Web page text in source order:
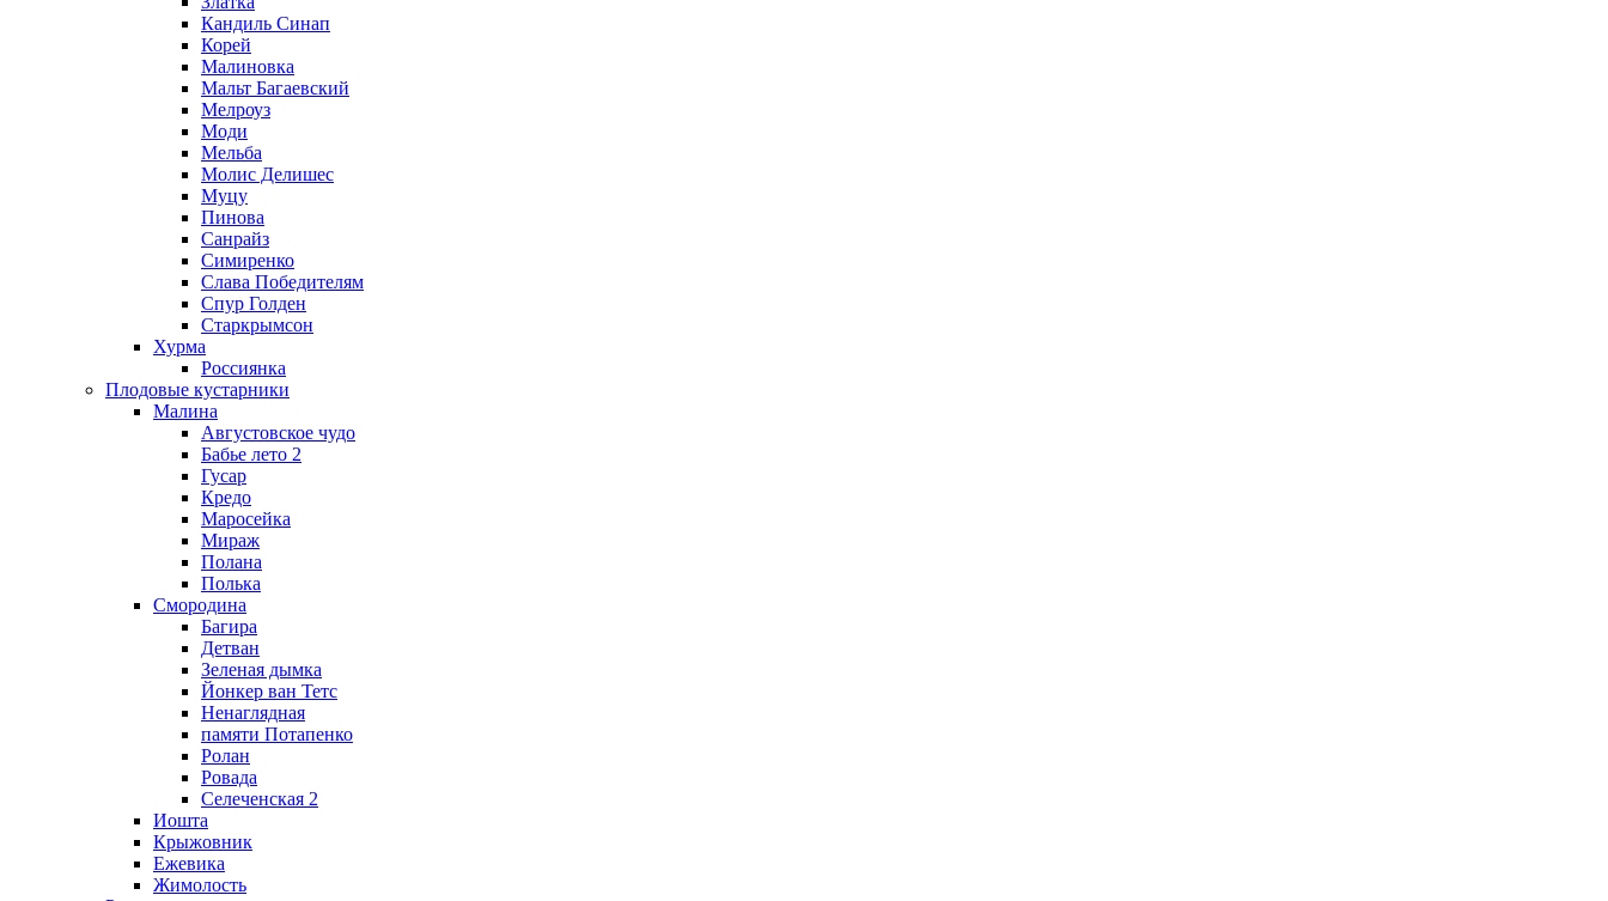
Кандиль Синап
Корей
Малиновка
Мальт Багаевский
Мелроуз
Моди
Мельба
Молис Делишес
Муцу
Пинова
Санрайз
Симиренко
Слава Победителям
Спур Голден
Старкрымсон
Хурма
Россиянка
Плодовые кустарники
Малина
Августовское чудо
Бабье лето 2
Гусар
Кредо
Маросейка
Мираж
Полана
Полька
Смородина
Багира
Детван
Зеленая дымка
Йонкер ван Тетс
Ненаглядная
памяти Потапенко
Ролан
Ровада
Селеченская 2
Иошта
Крыжовник
Ежевика
Жимолость